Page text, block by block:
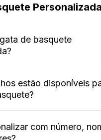
Personalizada
de basquete
feita sob
de incluir design, nome,
equipe.
estão disponíveis
adultos nos
com número,